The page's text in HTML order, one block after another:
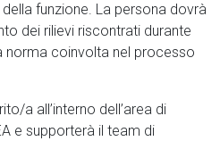
funzione. La persona dovrà
dei rilievi riscontrati durante
norma coinvolta nel processo
a all’interno dell’area di
e supporterà il team di